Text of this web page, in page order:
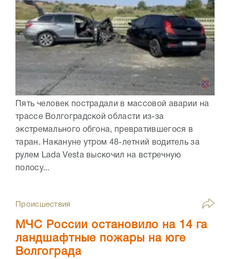
Пять человек пострадали в массовой аварии на
трассе Волгоградской области из-за
экстремального обгона, превратившегося в
таран. Накануне утром 48-летний водитель за
рулем Lada Vesta выскочил на встречную
полосу...
Происшествия
МЧС России остановило на 14 га
ландшафтные пожары на юге
Волгограда